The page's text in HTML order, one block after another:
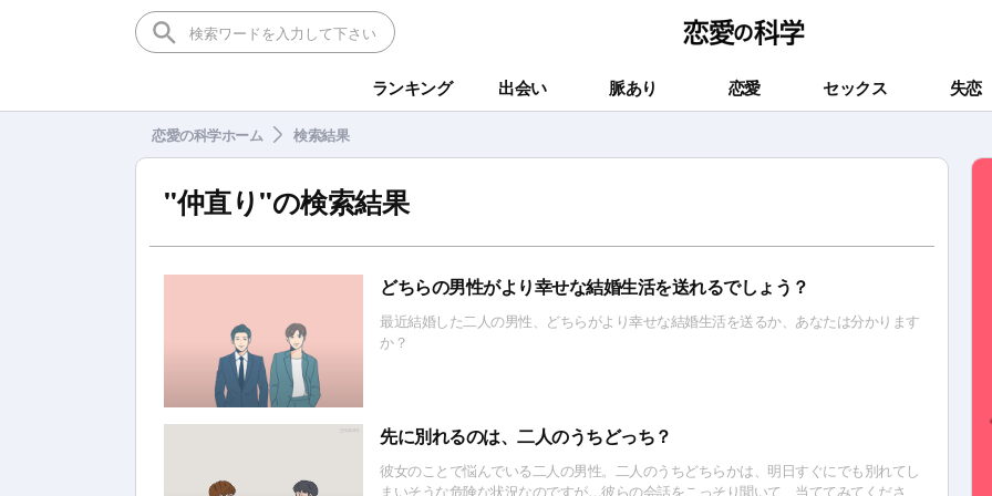
ランキング 出会い 脈あり 恋愛 セックス 失恋
恋愛の科学ホーム 検索結果
"仲直り"の検索結果
どちらの男性がより幸せな結婚生活を送れるでしょう？
最近結婚した二人の男性、どちらがより幸せな結婚生活を送るか、あなたは分かります
か？
先に別れるのは、二人のうちどっち？
彼女のことで悩んでいる二人の男性。二人のうちどちらかは、明日すぐにでも別れてし
まいそうな危険な状況なのですが…彼らの会話をこっそり聞いて、当ててみてくださ